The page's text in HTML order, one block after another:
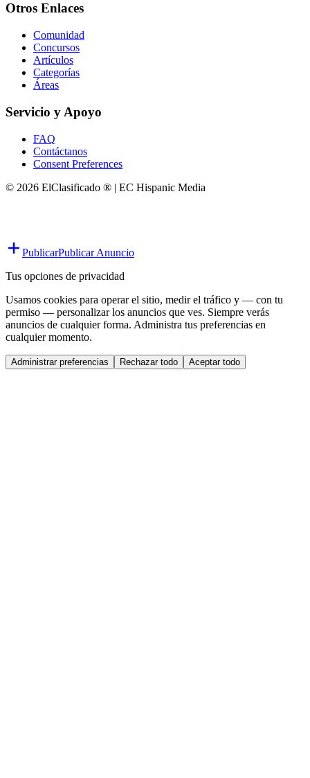
Otros Enlaces
Comunidad
Concursos
Artículos
Categorías
Áreas
Servicio y Apoyo
FAQ
Contáctanos
Consent Preferences
© 2026 ElClasificado ® | EC Hispanic Media
PublicarPublicar Anuncio
Tus opciones de privacidad
Usamos cookies para operar el sitio, medir el tráfico y — con tu
permiso — personalizar los anuncios que ves. Siempre verás
anuncios de cualquier forma. Administra tus preferencias en
cualquier momento.
Administrar preferencias Rechazar todo Aceptar todo